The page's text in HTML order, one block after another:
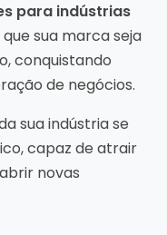
para indústrias
sua marca seja
conquistando
de negócios.
sua indústria se
capaz de atrair
novas